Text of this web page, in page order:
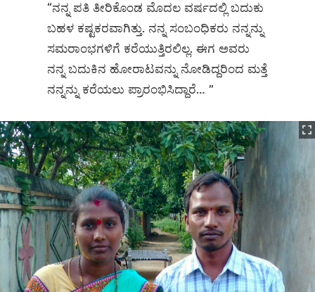
“ನನ್ನ ಪತಿ ತೀರಿಕೊಂಡ ಮೊದಲ ವರ್ಷದಲ್ಲಿ ಬದುಕು
ಬಹಳ ಕಷ್ಟಕರವಾಗಿತ್ತು. ನನ್ನ ಸಂಬಂಧಿಕರು ನನ್ನನ್ನು
ಸಮರಾಂಭಗಳಿಗೆ ಕರೆಯುತ್ತಿರಲಿಲ್ಲ. ಈಗ ಅವರು
ನನ್ನ ಬದುಕಿನ ಹೋರಾಟವನ್ನು ನೋಡಿದ್ದರಿಂದ ಮತ್ತೆ
ನನ್ನನ್ನು ಕರೆಯಲು ಪ್ರಾರಂಭಿಸಿದ್ದಾರೆ… ”